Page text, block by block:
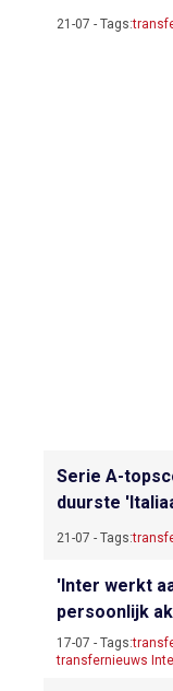
21-07 - Tags:
Serie A-
duurste
21-07 - Tags:
'Inter werkt
persoonlijk
17-07 - Tags:
transfernieuws